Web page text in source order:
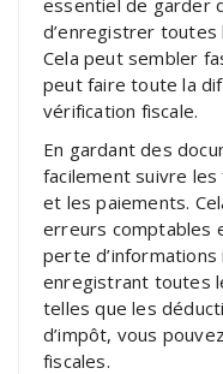
d’enregistrer
Cela peut sembler
peut faire toute la
vérification fiscale.
En gardant des
facilement suivre
et les paiements.
erreurs comptables
perte
enregistrant toutes
telles que les
d’impôt, vous
fiscales.